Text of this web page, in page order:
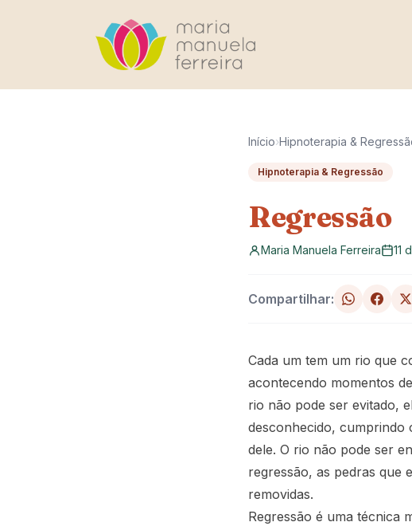
Início›Hipnoterapia &
Hipnoterapia & Regressão
Regressão
Maria Manuela Ferreira 11
Compartilhar:
Cada um tem um rio que
acontecendo momentos
rio não pode ser evitado,
desconhecido, cumprindo
dele. O rio não pode ser
regressão, as pedras que
removidas.
Regressão é uma técnica